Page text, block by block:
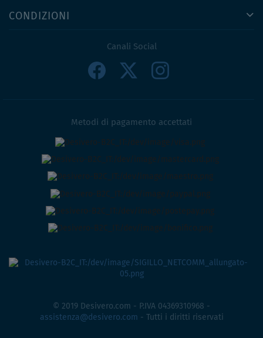
CONDIZIONI
Canali Social
Metodi di pagamento accettati
© 2019 Desivero.com - P.IVA 04369310968 -
assistenza@desivero.com - Tutti i diritti riservati